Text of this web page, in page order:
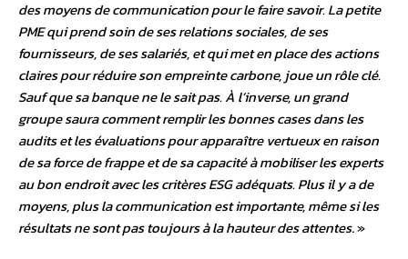
des moyens de communication pour le faire savoir. La petite
PME qui prend soin de ses relations sociales, de ses
fournisseurs, de ses salariés, et qui met en place des actions
claires pour réduire son empreinte carbone, joue un rôle clé.
Sauf que sa banque ne le sait pas. À l’inverse, un grand
groupe saura comment remplir les bonnes cases dans les
audits et les évaluations pour apparaître vertueux en raison
de sa force de frappe et de sa capacité à mobiliser les experts
au bon endroit avec les critères ESG adéquats. Plus il y a de
moyens, plus la communication est importante, même si les
résultats ne sont pas toujours à la hauteur des attentes. »